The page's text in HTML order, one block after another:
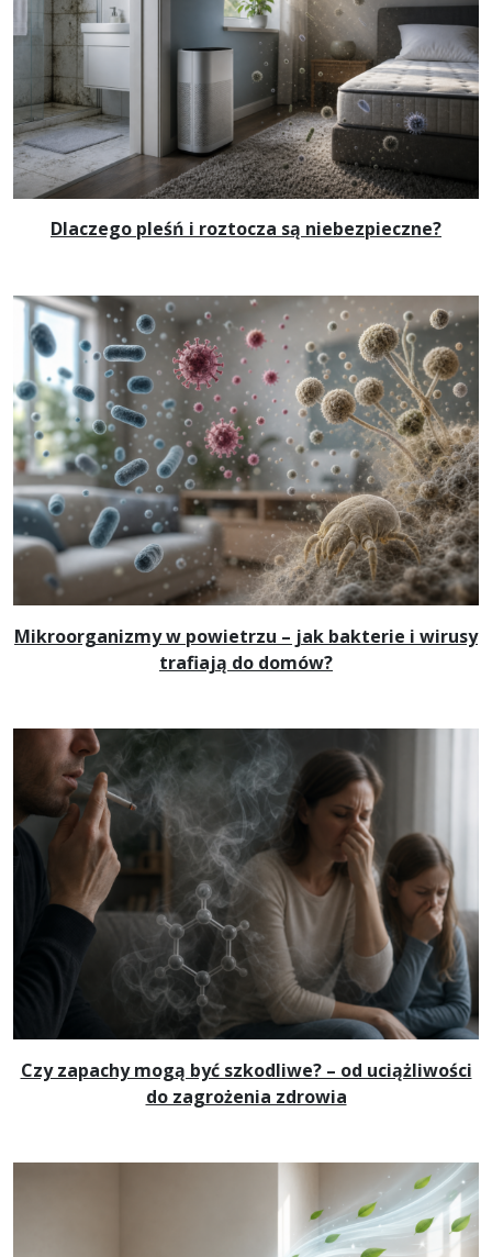
Dlaczego pleśń i roztocza są niebezpieczne?
Mikroorganizmy w powietrzu – jak bakterie i wirusy
trafiają do domów?
Czy zapachy mogą być szkodliwe? – od uciążliwości
do zagrożenia zdrowia